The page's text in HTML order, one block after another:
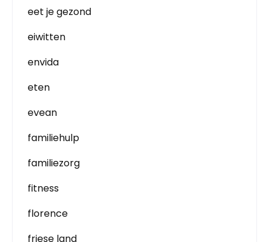
eet je gezond
eiwitten
envida
eten
evean
familiehulp
familiezorg
fitness
florence
friese land